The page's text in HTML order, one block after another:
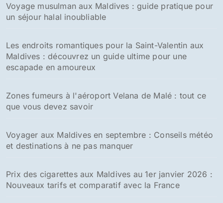
Voyage musulman aux Maldives : guide pratique pour
un séjour halal inoubliable
Les endroits romantiques pour la Saint-Valentin aux
Maldives : découvrez un guide ultime pour une
escapade en amoureux
Zones fumeurs à l'aéroport Velana de Malé : tout ce
que vous devez savoir
Voyager aux Maldives en septembre : Conseils météo
et destinations à ne pas manquer
Prix des cigarettes aux Maldives au 1er janvier 2026 :
Nouveaux tarifs et comparatif avec la France